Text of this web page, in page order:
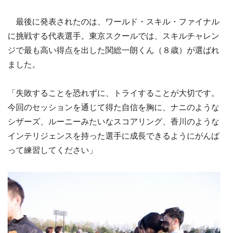
最後に発表されたのは、ワールド・スキル・ファイナル
に挑戦する代表選手。東京スクールでは、スキルチャレン
ジで最も高い得点を出した関総一朗くん（８歳）が選ばれ
ました。
「失敗することを恐れずに、トライすることが大切です。
今回のセッションを通じて得た自信を胸に、ナニのような
シザーズ、ルーニーみたいなスコアリング、香川のような
インテリジェンスを持った選手に成長できるようにがんば
って練習してください」